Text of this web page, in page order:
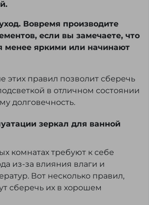
Вовремя производите
если вы замечаете, что
менее яркими или начинают
этих правил позволит сберечь
в отличном состоянии
долговечность.
зеркал для ванной
комнатах требуют к себе
из-за влияния влаги и
Вот несколько правил,
сберечь их в хорошем